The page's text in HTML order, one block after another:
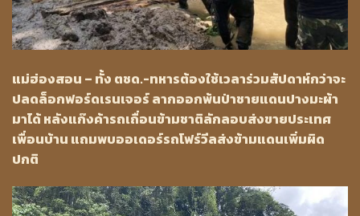
แม่ฮ่องสอน – ทั้ง ตชด.-ทหารต้องใช้เวลาร่วมสัปดาห์กว่าจะ
ปลดล็อกฟอร์ดเรนเจอร์ ลากออกพ้นป่าชายแดนปางมะผ้า
มาได้ หลังแก๊งค้ารถเถื่อนข้ามชาติลักลอบส่งขายประเทศ
เพื่อนบ้าน แถมพบออเดอร์รถโฟร์วีลส่งข้ามแดนเพิ่มผิด
ปกติ